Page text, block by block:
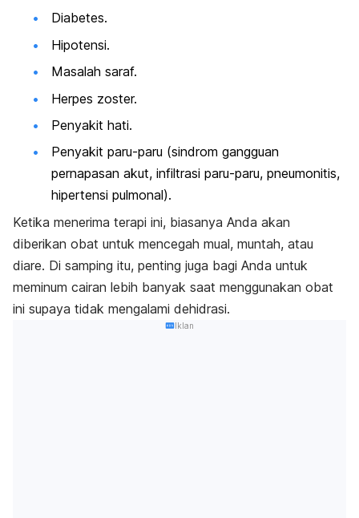
Diabetes.
Hipotensi.
Masalah saraf.
Herpes zoster.
Penyakit hati.
Penyakit paru-paru (sindrom gangguan
pernapasan akut, infiltrasi paru-paru, pneumonitis,
hipertensi pulmonal).
Ketika menerima terapi ini, biasanya Anda akan
diberikan obat untuk mencegah mual, muntah, atau
diare. Di samping itu, penting juga bagi Anda untuk
meminum cairan lebih banyak saat menggunakan obat
ini supaya tidak mengalami dehidrasi.
Iklan